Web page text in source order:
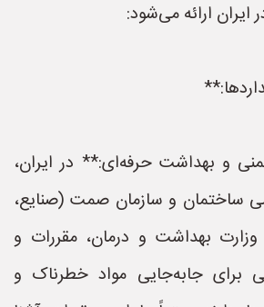
ارائه می‌شود:
و بهداشت حرفه‌ای:** در ایران،
ساختمان و سازمان صمت (صنایع،
بهداشت و درمان، مقررات و
برای جابه‌جایی مواد خطرناک و